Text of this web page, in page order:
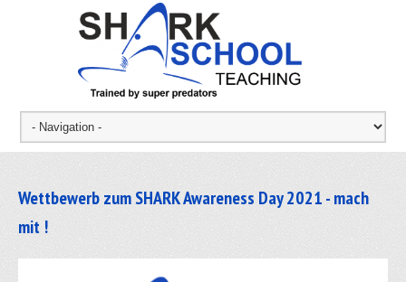
Wettbewerb zum SHARK Awareness Day 2021 - mach
mit !